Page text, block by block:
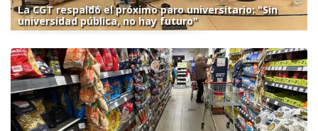
La CGT respaldó el próximo paro universitario: "Sin
universidad pública, no hay futuro"